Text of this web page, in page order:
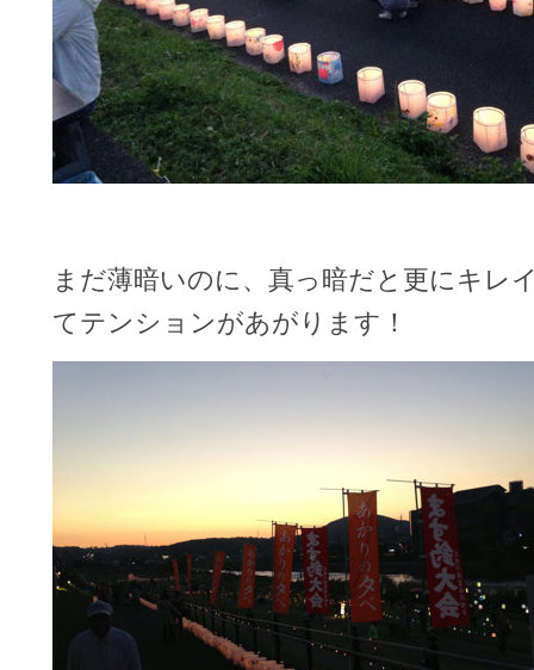
まだ薄暗いのに、真っ暗だと更にキレ
てテンションがあがります！